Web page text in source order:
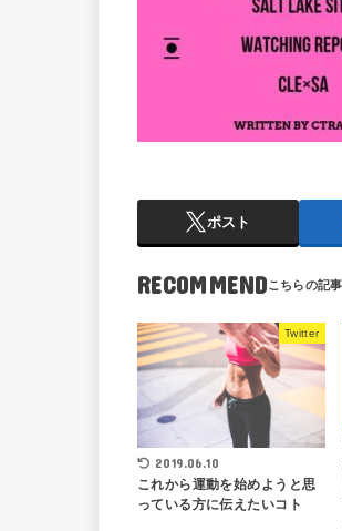
ポスト
RECOMMEND
Twitter
2019.06.10
これから運動を始めようと思
っている方に伝えたいコト